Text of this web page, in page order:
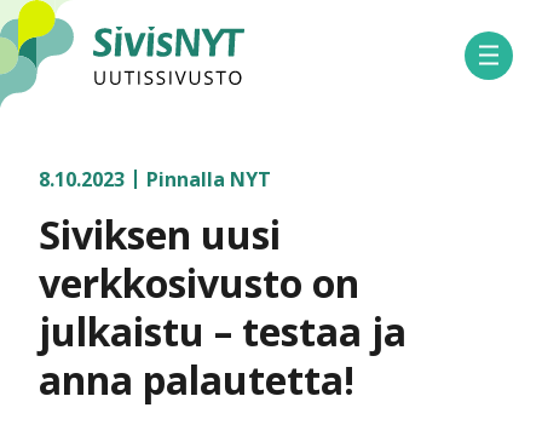
SivisNYT
Avaa
8.10.2023 Pinnalla NYT
Siviksen uusi
verkkosivusto on
julkaistu – testaa ja
anna palautetta!